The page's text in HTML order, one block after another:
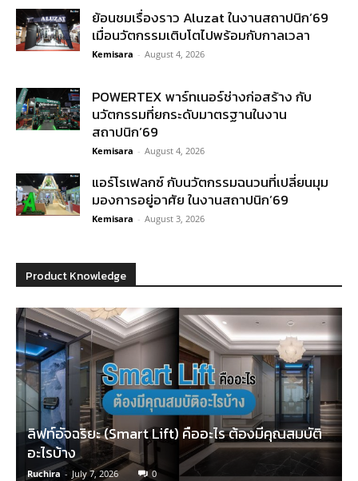
ย้อนชมเรื่องราว Aluzat ในงานสถาปนิก’69
เมื่อนวัตกรรมเติบโตไปพร้อมกับกาลเวลา
Kemisara - August 4, 2026
POWERTEX พาร์ทเนอร์ช่างก่อสร้าง กับ
นวัตกรรมที่ยกระดับมาตรฐานในงาน
สถาปนิก’69
Kemisara - August 4, 2026
แอร์โรเฟลกซ์ กับนวัตกรรมฉนวนที่เปลี่ยนมุม
มองการอยู่อาศัย ในงานสถาปนิก’69
Kemisara - August 3, 2026
Product Knowledge
ลิฟท์อัจฉริยะ (Smart Lift) คืออะไร ต้องมีคุณสมบัติ
อะไรบ้าง
Ruchira - July 7, 2026 0